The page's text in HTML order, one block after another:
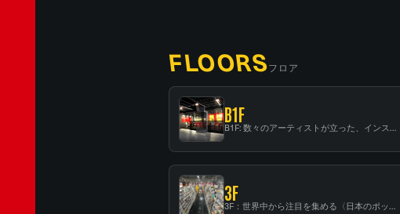
FLOORSフロア
B1F
B1F: 数々のアーティストが立った、インストアイベントの聖地！
3F
3F：世界中から注目を集める〈日本のポップカルチャー〉の発信基地！